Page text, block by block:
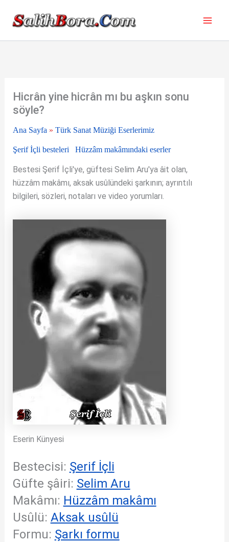
Hicrân yine hicrân mı bu aşkın sonu
söyle?
Ana Sayfa » Türk Sanat Müziği Eserlerimiz
Şerif İçli besteleri Hüzzâm makâmındaki eserler
Bestesi Şerif İçli'ye, güftesi Selim Aru'ya âit olan,
hüzzâm makâmı, aksak usûlündeki şarkının; ayrıntılı
bilgileri, sözleri, notaları ve video yorumları.
Eserin Künyesi
Bestecisi: Şerif İçli
Güfte şâiri: Selim Aru
Makâmı: Hüzzâm makâmı
Usûlü: Aksak usûlü
Formu: Şarkı formu